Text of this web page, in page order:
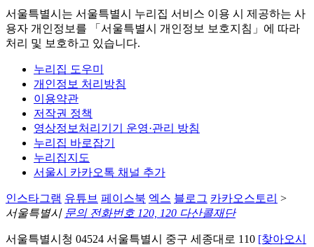
서울특별시는 서울특별시 누리집 서비스 이용 시 제공하는 사
용자 개인정보를 「서울특별시 개인정보 보호지침」에 따라
처리 및 보호하고 있습니다.
누리집 도우미
개인정보 처리방침
이용약관
저작권 정책
영상정보처리기기 운영·관리 방침
누리집 바로잡기
누리집지도
서울시 카카오톡 채널 추가
인스타그램 유튜브 페이스북 엑스 블로그 카카오스토리 >
서울특별시 문의 전화번호 120, 120 다산콜재단
서울특별시청 04524 서울특별시 중구 세종대로 110 [찾아오시